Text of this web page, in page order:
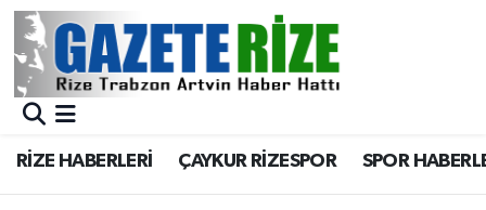
RİZE HABERLERİ ÇAYKUR RİZESPOR SPOR
BÖLGEMİZ
Asayiş
Merkez Nöbetçi Eczaneler
Merkez Trafik Yoğunluk Haritası